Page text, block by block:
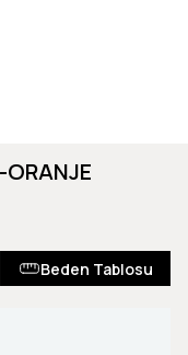
Beden Tablosu